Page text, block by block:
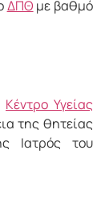
ΔΠΘ με βαθμό
Κέντρο Υγείας
της θητείας
Ιατρός του